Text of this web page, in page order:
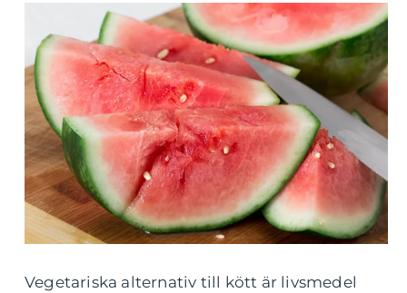
Vegetariska alternativ till kött är livsmedel